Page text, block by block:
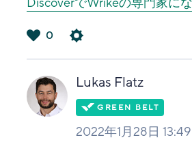
い
0
Lukas Flatz
2022年1月28日 13:49